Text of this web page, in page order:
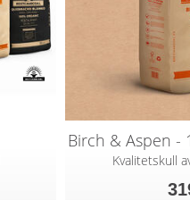
Kvalitetskull